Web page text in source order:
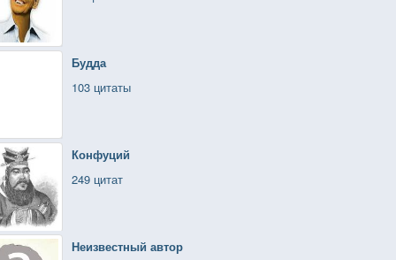
Будда
103 цитаты
Конфуций
249 цитат
Неизвестный автор